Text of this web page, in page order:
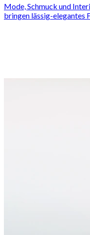
Mode, Schmuck und
bringen lässig-elegantes